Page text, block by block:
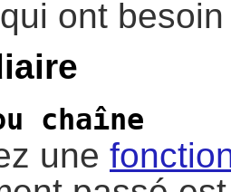
ont
chaîne
une